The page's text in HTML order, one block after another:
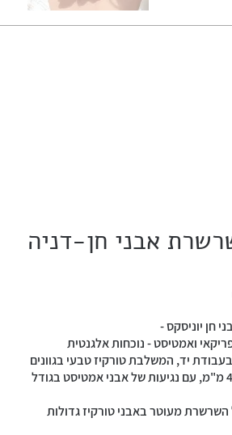
אבני חן-דניה
חן יוניסקס -
ואמטיסט - נוכחות אלגנטית
יד, המשלבת טורקיז טבעי בגוונים
שונים במידות 4-5 מ"מ, עם נגיעות של אבני אמטיסט בגודל
מעוטר באבני טורקיז גדולות